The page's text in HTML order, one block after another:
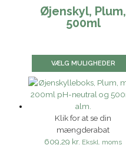
Øjenskyl, Plum,
500ml
VÆLG MULIGHEDER
Klik for at se din
mængderabat
609,29 kr. Ekskl. moms